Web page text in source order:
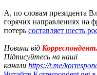
А, по словам президента
горячих направлениях на
потерь составляет шесть
Новини від
Підписуйтесь на наші
канали https://t.me/